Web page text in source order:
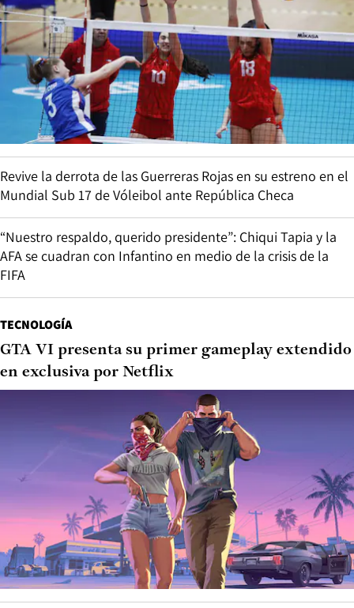
Revive la derrota de las Guerreras Rojas en su estreno en el
Mundial Sub 17 de Vóleibol ante República Checa
“Nuestro respaldo, querido presidente”: Chiqui Tapia y la
AFA se cuadran con Infantino en medio de la crisis de la
FIFA
TECNOLOGÍA
GTA VI presenta su primer gameplay extendido
en exclusiva por Netflix